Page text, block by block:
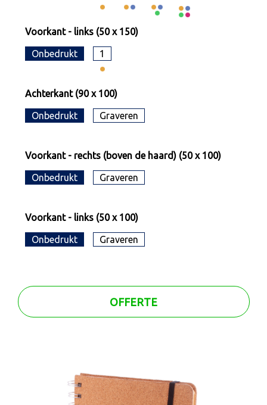
Voorkant - links (50 x 150)
Onbedrukt 1
Achterkant (90 x 100)
Onbedrukt Graveren
Voorkant - rechts (boven de haard) (50 x 100)
Onbedrukt Graveren
Voorkant - links (50 x 100)
Onbedrukt Graveren
OFFERTE